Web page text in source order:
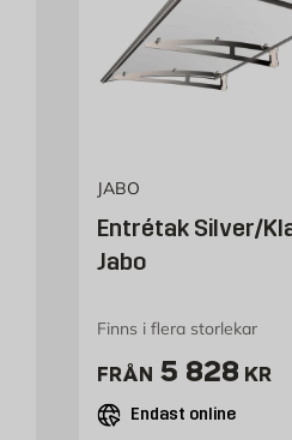
JABO
Entrétak Silver/
Jabo
Finns i flera storlekar
FRÅN Pris 5828
5 828 KR
Endast online